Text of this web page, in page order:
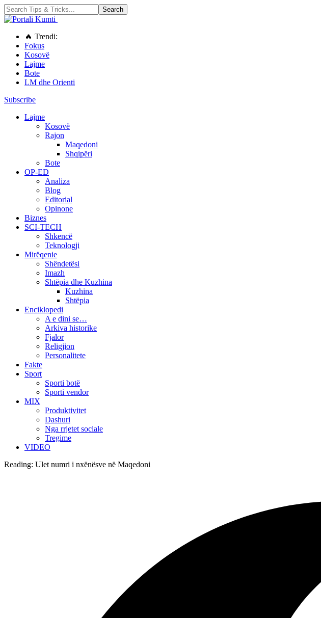
🔥 Trendi:
Fokus
Kosovë
Lajme
Bote
LM dhe Orienti
Subscribe
Lajme
Kosovë
Rajon
Maqedoni
Shqipëri
Bote
OP-ED
Analiza
Blog
Editorial
Opinone
Biznes
SCI-TECH
Shkencë
Teknologji
Mirëqenie
Shëndetësi
Imazh
Shtëpia dhe Kuzhina
Kuzhina
Shtëpia
Enciklopedi
A e dini se…
Arkiva historike
Fjalor
Religjion
Personalitete
Fakte
Sport
Sporti botë
Sporti vendor
MIX
Produktivitet
Dashuri
Nga rrjetet sociale
Tregime
VIDEO
Reading: Ulet numri i nxënësve në Maqedoni